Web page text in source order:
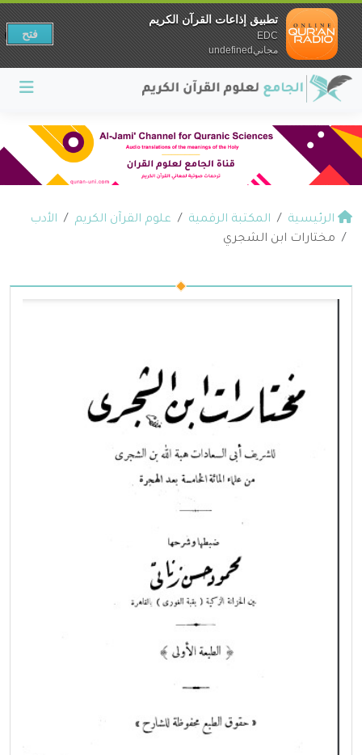
الرئيسية المكتبة الرقمية علوم القرآن الكريم
الأدب
مختارات ابن الشجري
تطبيق إذاعات القرآن الكريم
EDC
مجانيundefined
فتح